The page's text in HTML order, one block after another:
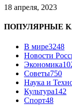
18 апреля, 2023
ПОПУЛЯРНЫЕ
В мире3248
Новости
Экономика
Советы750
Наука и
Культура142
Спорт48